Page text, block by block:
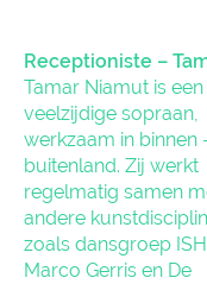
Receptioniste –
Tamar Niamut is een
veelzijdige sopraan,
werkzaam in binnen
buitenland. Zij werkt
regelmatig samen
andere
zoals dansgroep
Marco Gerris en De